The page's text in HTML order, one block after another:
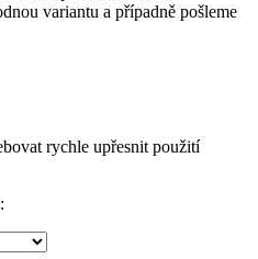
variantu a případně pošleme
rychle upřesnit použití